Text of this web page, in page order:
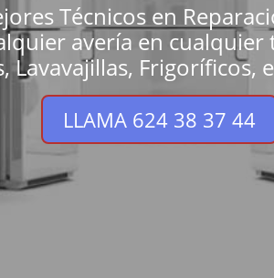
Técnicos en
avería en
Lavavajillas, Frigoríficos,
LLAMA 624 38 37 44